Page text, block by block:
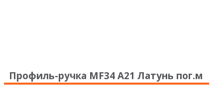
Профиль-ручка MF34 А21 Латунь пог.м